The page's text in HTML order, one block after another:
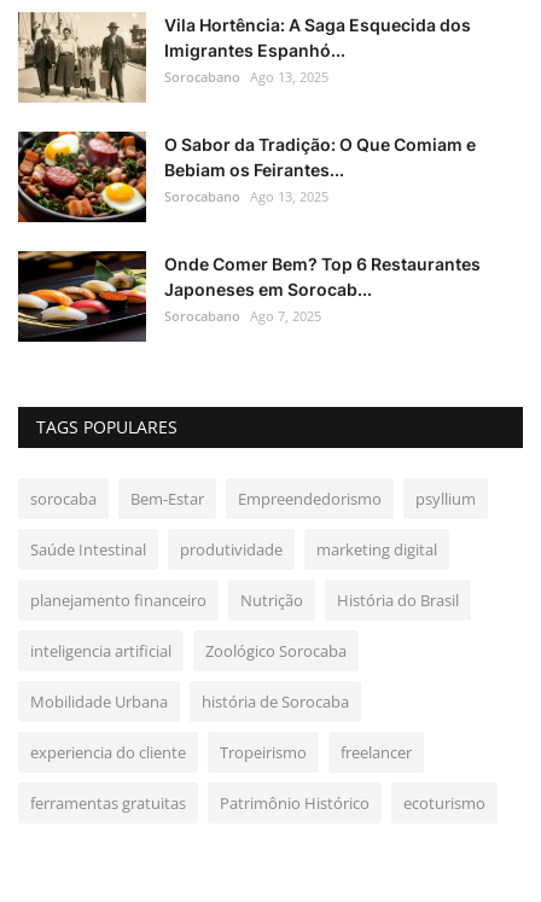
Vila Hortência: A Saga Esquecida dos
Imigrantes Espanhó...
Sorocabano Ago 13, 2025
O Sabor da Tradição: O Que Comiam e
Bebiam os Feirantes...
Sorocabano Ago 13, 2025
Onde Comer Bem? Top 6 Restaurantes
Japoneses em Sorocab...
Sorocabano Ago 7, 2025
TAGS POPULARES
sorocaba Bem-Estar Empreendedorismo psyllium
Saúde Intestinal produtividade marketing digital
planejamento financeiro Nutrição História do Brasil
inteligencia artificial Zoológico Sorocaba
Mobilidade Urbana história de Sorocaba
experiencia do cliente Tropeirismo freelancer
ferramentas gratuitas Patrimônio Histórico ecoturismo